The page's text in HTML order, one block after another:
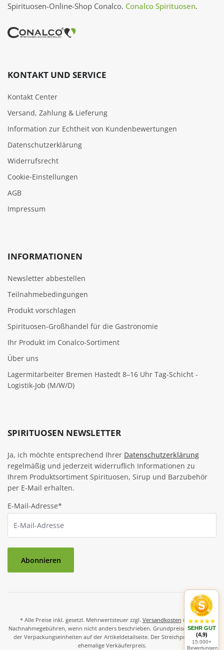
Spirituosen-Online-Shop Conalco. Conalco Spirituosen.
KONTAKT UND SERVICE
Kontakt Center
Versand, Zahlung & Lieferung
Information zur Echtheit von Kundenbewertungen
Datenschutzerklärung
Widerrufsrecht
Cookie‑Einstellungen
AGB
Impressum
INFORMATIONEN
Newsletter abbestellen
Teilnahmebedingungen
Produkt vorschlagen
Spirituosen-Großhandel für die Gastronomie
Ihr Produkt im Conalco-Sortiment
Über uns
Lagermitarbeiter Bremen Hastedt 8–16 Uhr Tag-Schicht -
Logistik-Job (M/W/D)
SPIRITUOSEN NEWSLETTER
Ja, ich möchte entsprechend Ihrer Datenschutzerklärung
regelmäßig und jederzeit widerruflich Informationen zu
Ihrem Produktsortiment Spirituosen, Sirup und Barzubehör
per E-Mail erhalten.
E-Mail-Adresse*
Abonnieren
* Alle Preise inkl. gesetzl. Mehrwertsteuer zzgl. Versandkosten und ggf.
Nachnahmegebühren, wenn nicht anders beschrieben. Grundpreise und Preise
der Verpackungseinheiten auf der Artikeldetailseite. Der Streichpreis ist der
ehemalige Verkäuferpreis.
SEHR GUT
(4,9)
15.000+
Bewertungen